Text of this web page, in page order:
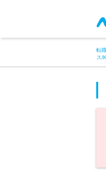
転
ス/